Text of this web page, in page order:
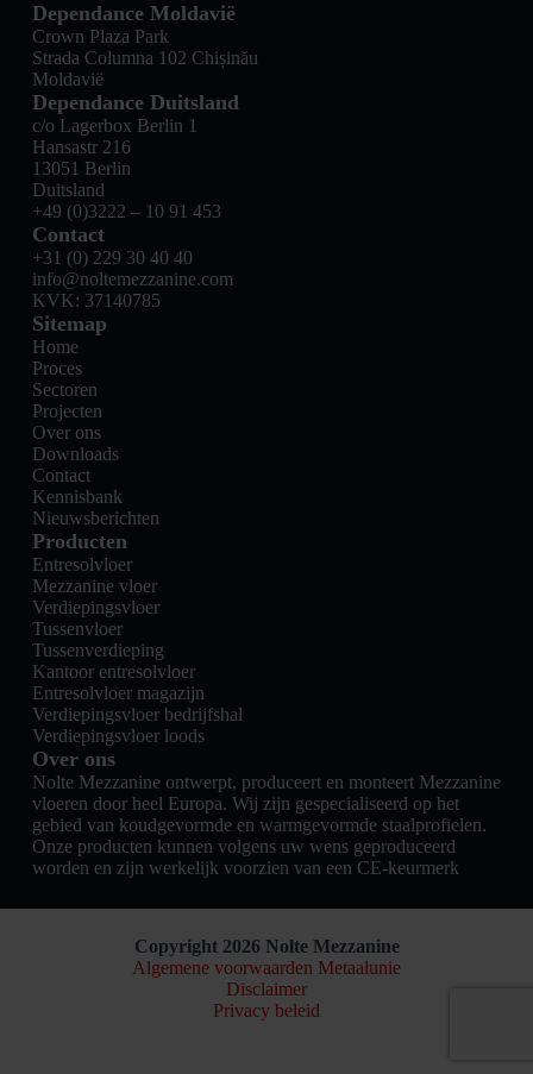
Dependance Moldavië
Crown Plaza Park
Strada Columna 102 Chișinău
Moldavië
Sitemap
Home
Proces
Sectoren
Projecten
Over ons
Downloads
Contact
Kennisbank
Nieuwsberichten
Producten
Entresolvloer
Mezzanine vloer
Verdiepingsvloer
Tussenvloer
Tussenverdieping
Kantoor entresolvloer
Entresolvloer magazijn
Verdiepingsvloer bedrijfshal
Verdiepingsvloer loods
Over ons
Nolte Mezzanine ontwerpt, produceert en monteert Mezzanine
vloeren door heel Europa. Wij zijn gespecialiseerd op het
gebied van koudgevormde en warmgevormde staalprofielen.
Onze producten kunnen volgens uw wens geproduceerd
worden en zijn werkelijk voorzien van een CE-keurmerk
Dependance Duitsland
c/o Lagerbox Berlin 1
Hansastr 216
13051 Berlin
Duitsland
+49 (0)3222 – 10 91 453
Contact
+31 (0) 229 30 40 40
info@noltemezzanine.com
KVK: 37140785
Copyright 2026 Nolte Mezzanine
Algemene voorwaarden Metaalunie
Disclaimer
Privacy beleid